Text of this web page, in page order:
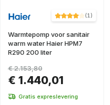
(1)
Warmtepomp voor sanitair
warm water Haier HPM7
R290 200 liter
€ 1.440,01
€ 2.153,80
Gratis expreslevering